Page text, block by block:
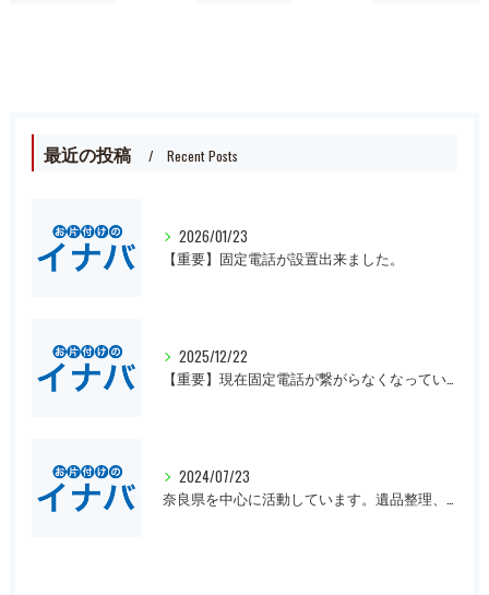
最近の投稿 Recent Posts
2026/01/23
【重要】固定電話が設置出来ました。
2025/12/22
【重要】現在固定電話が繋がらなくなっています。
2024/07/23
奈良県を中心に活動しています。遺品整理、一軒丸ごとの片付け、オフィスや倉庫の処分等、大量にある場合は近県でも回収にお伺いいたします。先ずは無料見積もりをお願いします。